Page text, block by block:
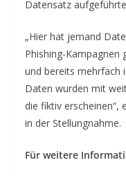
Datensatz
„Hier hat jemand
Phishing-Kampagnen
und bereits mehrfach
Daten wurden mit
die fiktiv erscheinen“,
in der Stellungnahme.
Für weitere